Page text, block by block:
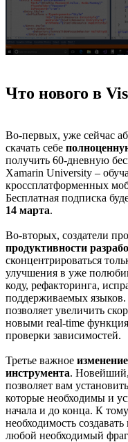
Что нового в
Во-первых, уже сейчас
скачать себе
получить 60-дневную
Xamarin University –
кроссплатформенных
Бесплатная подписка
14 марта.
Во-вторых, создатели
продуктивности
сконцентрироваться
улучшения в уже
коду, рефакторинга,
поддерживаемых
позволяет увеличить
новыми real-time
проверки зависимостей.
Третье важное
инструмента.
позволяет вам
которые необходимы и
начала и до конца. К
необходимость
любой необходимый